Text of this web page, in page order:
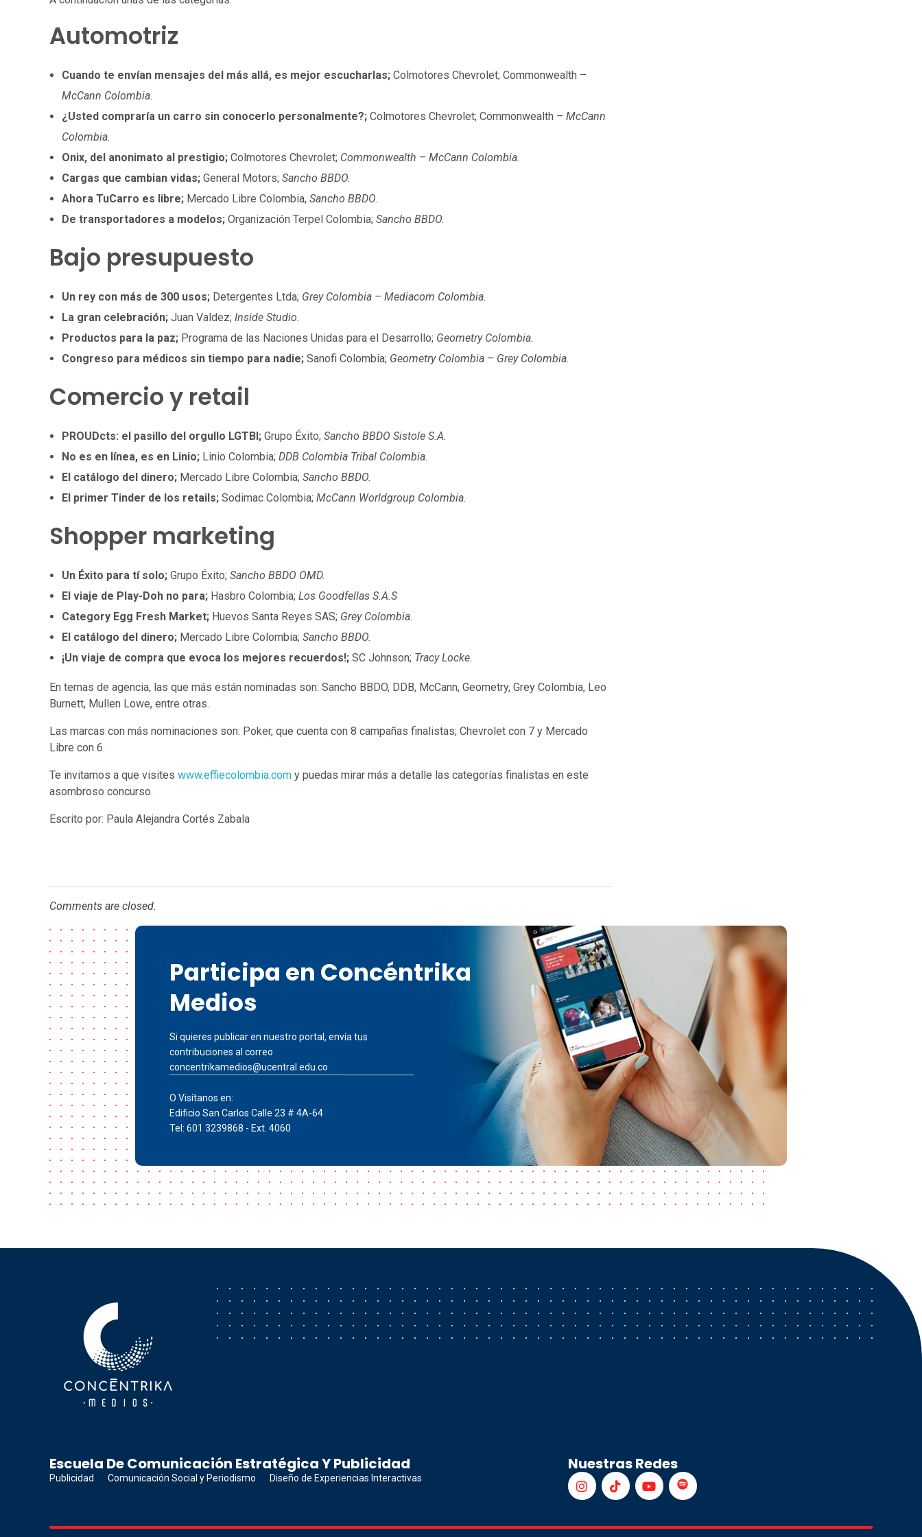
Automotriz
Cuando te envían mensajes del más allá, es mejor escucharlas;Colmotores Chevrolet; Commonwealth –
McCann Colombia.
¿Usted compraría un carro sin conocerlo personalmente?;Colmotores Chevrolet; Commonwealth – McCann
Colombia.
Onix, del anonimato al prestigio;Colmotores Chevrolet; Commonwealth – McCann Colombia.
Cargas que cambian vidas;General Motors; Sancho BBDO.
Ahora TuCarro es libre;Mercado Libre Colombia, Sancho BBDO.
De transportadores a modelos;Organización Terpel Colombia; Sancho BBDO.
Bajo presupuesto
Un rey con más de 300 usos;Detergentes Ltda; Grey Colombia – Mediacom Colombia.
La gran celebración;Juan Valdez;Inside Studio.
Productos para la paz; Programa de las Naciones Unidas para el Desarrollo; Geometry Colombia.
Congreso para médicos sin tiempo para nadie; Sanofi Colombia; Geometry Colombia – Grey Colombia.
Comercio y retail
PROUDcts: el pasillo del orgullo LGTBI;Grupo Éxito; Sancho BBDO Sistole S.A.
No es en línea, es en Linio;Linio Colombia; DDB Colombia Tribal Colombia.
El catálogo del dinero; Mercado Libre Colombia; Sancho BBDO.
El primer Tinder de los retails; Sodimac Colombia; McCann Worldgroup Colombia.
Shopper marketing
Un Éxito para tí solo; Grupo Éxito; Sancho BBDO OMD.
El viaje de Play-Doh no para; Hasbro Colombia; Los Goodfellas S.A.S
Category Egg Fresh Market; Huevos Santa Reyes SAS; Grey Colombia.
El catálogo del dinero; Mercado Libre Colombia; Sancho BBDO.
¡Un viaje de compra que evoca los mejores recuerdos!; SC Johnson; Tracy Locke.
En temas de agencia, las que más están nominadas son: Sancho BBDO, DDB, McCann, Geometry, Grey Colombia, Leo
Burnett, Mullen Lowe, entre otras.
Las marcas con más nominaciones son: Poker, que cuenta con 8 campañas finalistas; Chevrolet con 7 y Mercado
Libre con 6.
Te invitamos a que visites www.effiecolombia.com y puedas mirar más a detalle las categorías finalistas en este
asombroso concurso.
Escrito por: Paula Alejandra Cortés Zabala
Comments are closed.
Participa en Concéntrika
Medios
Si quieres publicar en nuestro portal, envía tus
contribuciones al correo
concentrikamedios@ucentral.edu.co
O Visítanos en:
Edificio San Carlos Calle 23 # 4A-64
Tel: 601 3239868 - Ext. 4060
Escuela De Comunicación Estratégica Y Publicidad
Publicidad Comunicación Social y Periodismo Diseño de Experiencias Interactivas
Nuestras Redes